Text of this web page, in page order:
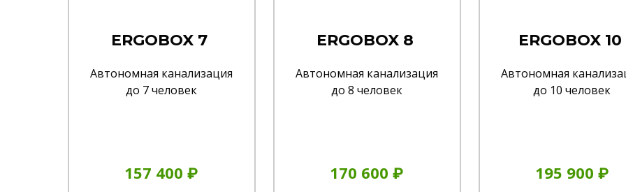
ERGOBOX 7
Автономная канализация
до 7 человек
157 400 ₽
ERGOBOX 8
Автономная канализация
до 8 человек
170 600 ₽
ERGOBOX 10
Автономная
до 10 человек
195 900 ₽